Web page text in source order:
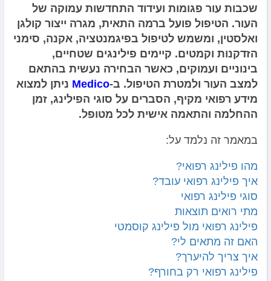
שכבות עור פגומות ועידוד התחדשות עמוקה של
העור. הטיפול פועל ברמה התאית, מגרה ייצור קולגן
ואלסטין, ומשמש לטיפול בפיגמנטציה, אקנה, סימני
הזדקנות וקמטים. קיימים פילינגים שטחיים,
בינוניים ועמוקים, כאשר הבחירה נעשית בהתאם
למצב העור ולמטרת הטיפול. ב-Medico ניתן למצוא
מידע רפואי מקיף, הסברים על סוגי הפילינג, זמן
ההחלמה והתאמה אישית לכל מטופל.
במאמר זה נלמד על:
מהו פילינג רפואי?
איך פילינג רפואי עובד?
סוגי פילינג רפואי
מתי רואים תוצאות
פילינג רפואי מול פילינג קוסמטי
האם זה מתאים לי?
איך צריך להיערך?
פילינג רפואי רק בחורף?